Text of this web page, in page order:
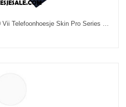
Folio-hoesje Sony Xperia 10 Vii Telefoonhoesje Skin Pro Series Dux Ducis